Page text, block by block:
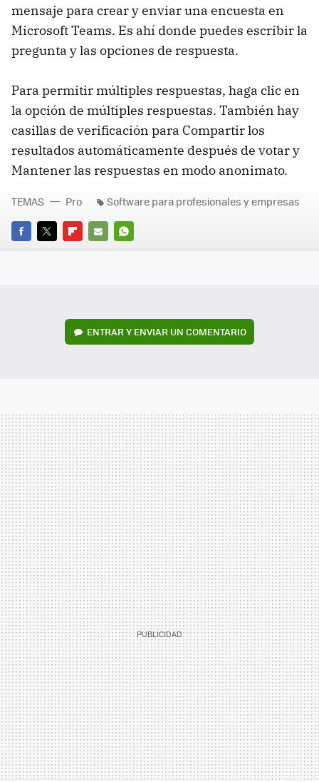
mensaje para crear y enviar una encuesta en
Microsoft Teams. Es ahí donde puedes escribir la
pregunta y las opciones de respuesta.
Para permitir múltiples respuestas, haga clic en
la opción de múltiples respuestas. También hay
casillas de verificación para Compartir los
resultados automáticamente después de votar y
Mantener las respuestas en modo anonimato.
FACEBOOK
TWITTERFLIPBOARD
E-
WHATSAPP
TEMAS Pro Software para profesionales y empresas
ENTRAR Y ENVIAR UN COMENTARIO